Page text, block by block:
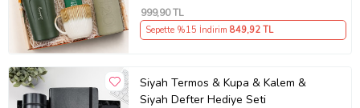
999,90 TL
Sepette %15 İndirim 849,92 TL
Siyah Termos & Kupa & Kalem &
Siyah Defter Hediye Seti